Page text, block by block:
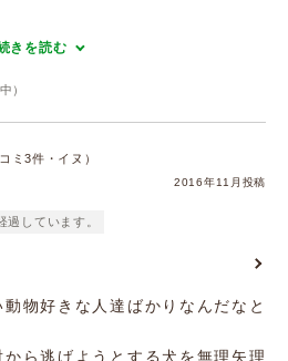
きを読む
）
ミ3件・イヌ）
2016年11月投稿
過しています。
物好きな人達ばかりなんだなと
ら逃げようとする犬を無理矢理